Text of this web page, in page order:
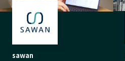
sawan